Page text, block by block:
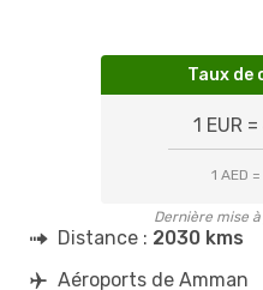
Taux de
1 EUR
1 AED
Dernière mise
Distance : 2030 kms
Aéroports de Amman